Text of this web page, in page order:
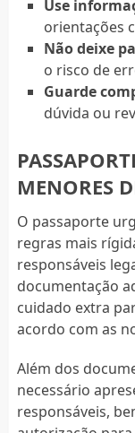
Use
orientações
Não deixe
o risco de
Guarde
dúvida ou
MENORES
O passaporte
regras mais
responsáveis
documentação
cuidado extra
acordo com as
Além dos
necessário
responsáveis,